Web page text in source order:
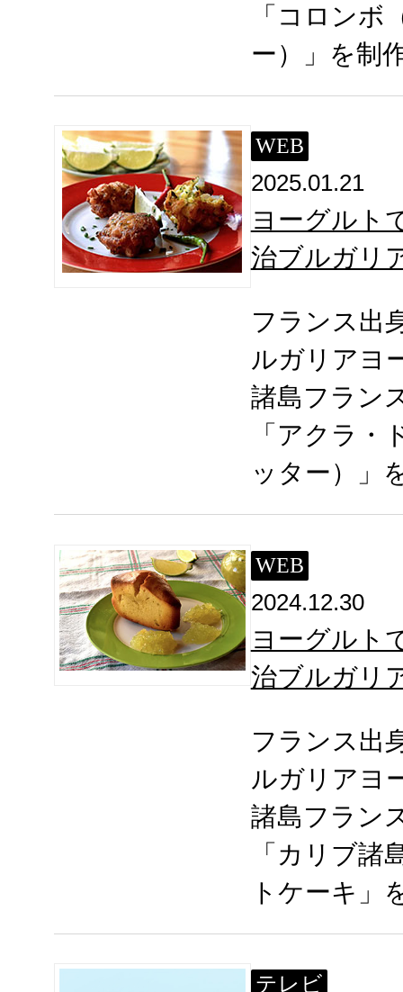
「コロンボ
ー）」を制
WEB
2025.01.21
ヨーグルト
治ブルガリ
フランス出
ルガリアヨ
諸島フラン
「アクラ・
ッター）」
WEB
2024.12.30
ヨーグルト
治ブルガリ
フランス出
ルガリアヨ
諸島フラン
「カリブ諸
トケーキ」
テレビ